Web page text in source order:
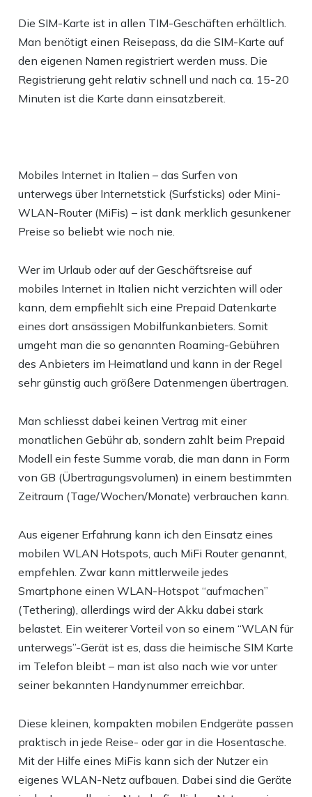
Die SIM-Karte ist in allen TIM-Geschäften erhältlich.
Man benötigt einen Reisepass, da die SIM-Karte auf
den eigenen Namen registriert werden muss. Die
Registrierung geht relativ schnell und nach ca. 15-20
Minuten ist die Karte dann einsatzbereit.
Mobiles Internet in Italien – das Surfen von
unterwegs über Internetstick (Surfsticks) oder Mini-
WLAN-Router (MiFis) – ist dank merklich gesunkener
Preise so beliebt wie noch nie.
Wer im Urlaub oder auf der Geschäftsreise auf
mobiles Internet in Italien nicht verzichten will oder
kann, dem empfiehlt sich eine Prepaid Datenkarte
eines dort ansässigen Mobilfunkanbieters. Somit
umgeht man die so genannten Roaming-Gebühren
des Anbieters im Heimatland und kann in der Regel
sehr günstig auch größere Datenmengen übertragen.
Man schliesst dabei keinen Vertrag mit einer
monatlichen Gebühr ab, sondern zahlt beim Prepaid
Modell ein feste Summe vorab, die man dann in Form
von GB (Übertragungsvolumen) in einem bestimmten
Zeitraum (Tage/Wochen/Monate) verbrauchen kann.
Aus eigener Erfahrung kann ich den Einsatz eines
mobilen WLAN Hotspots, auch MiFi Router genannt,
empfehlen. Zwar kann mittlerweile jedes
Smartphone einen WLAN-Hotspot “aufmachen”
(Tethering), allerdings wird der Akku dabei stark
belastet. Ein weiterer Vorteil von so einem “WLAN für
unterwegs”-Gerät ist es, dass die heimische SIM Karte
im Telefon bleibt – man ist also nach wie vor unter
seiner bekannten Handynummer erreichbar.
Diese kleinen, kompakten mobilen Endgeräte passen
praktisch in jede Reise- oder gar in die Hosentasche.
Mit der Hilfe eines MiFis kann sich der Nutzer ein
eigenes WLAN-Netz aufbauen. Dabei sind die Geräte